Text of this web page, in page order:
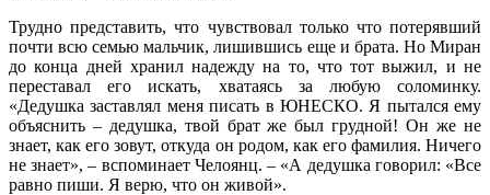
Трудно представить, что чувствовал только что потерявший
почти всю семью мальчик, лишившись еще и брата. Но Миран
до конца дней хранил надежду на то, что тот выжил, и не
переставал его искать, хватаясь за любую соломинку.
«Дедушка заставлял меня писать в ЮНЕСКО. Я пытался ему
объяснить – дедушка, твой брат же был грудной! Он же не
знает, как его зовут, откуда он родом, как его фамилия. Ничего
не знает», – вспоминает Челоянц. – «А дедушка говорил: «Все
равно пиши. Я верю, что он живой».